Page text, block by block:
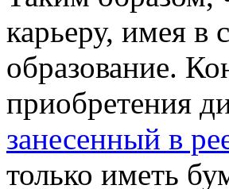
карьеру, имея в
образование.
приобретения
занесенный в
только иметь